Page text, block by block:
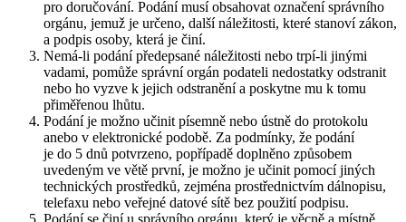
pro doručování. Podání musí obsahovat označení správního
orgánu, jemuž je určeno, další náležitosti, které stanoví zákon,
a podpis osoby, která je činí.
Nemá-li podání předepsané náležitosti nebo trpí-li jinými
vadami, pomůže správní orgán podateli nedostatky odstranit
nebo ho vyzve k jejich odstranění a poskytne mu k tomu
přiměřenou lhůtu.
Podání je možno učinit písemně nebo ústně do protokolu
anebo v elektronické podobě. Za podmínky, že podání
je do 5 dnů potvrzeno, popřípadě doplněno způsobem
uvedeným ve větě první, je možno je učinit pomocí jiných
technických prostředků, zejména prostřednictvím dálnopisu,
telefaxu nebo veřejné datové sítě bez použití podpisu.
Podání se činí u správního orgánu, který je věcně a místně